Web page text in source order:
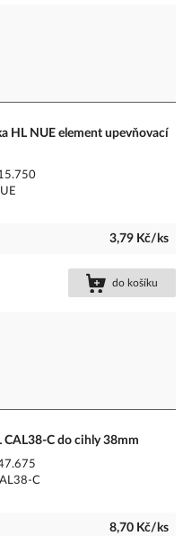
HL NUE element upevňovací
3,79 Kč/ks
do košíku
CAL38-C do cihly 38mm
C
8,70 Kč/ks